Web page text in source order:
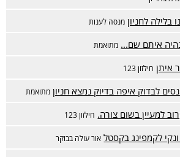
בלילה לחניון מנסה לענות
איתם שם... מתואמת
איתן חילזון 123
לבדוק איפה בדיוק נמצא חניון מתואמת
למעיין בשום צורה. חילזון 123
לקמפינג בקסטל אור עולה בבוקר